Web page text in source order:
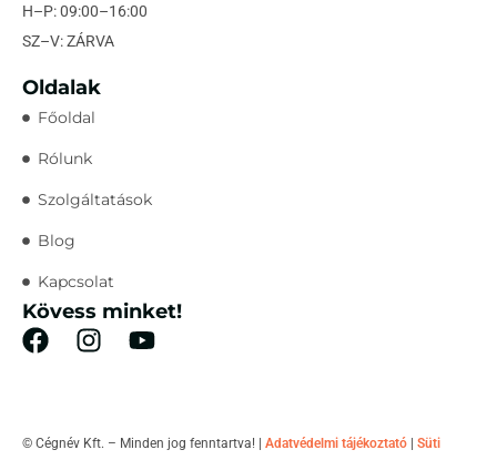
H–P: 09:00–16:00
SZ–V: ZÁRVA
Oldalak
Főoldal
Rólunk
Szolgáltatások
Blog
Kapcsolat
Kövess minket!
© Cégnév Kft. – Minden jog fenntartva! | Adatvédelmi tájékoztató | Süti